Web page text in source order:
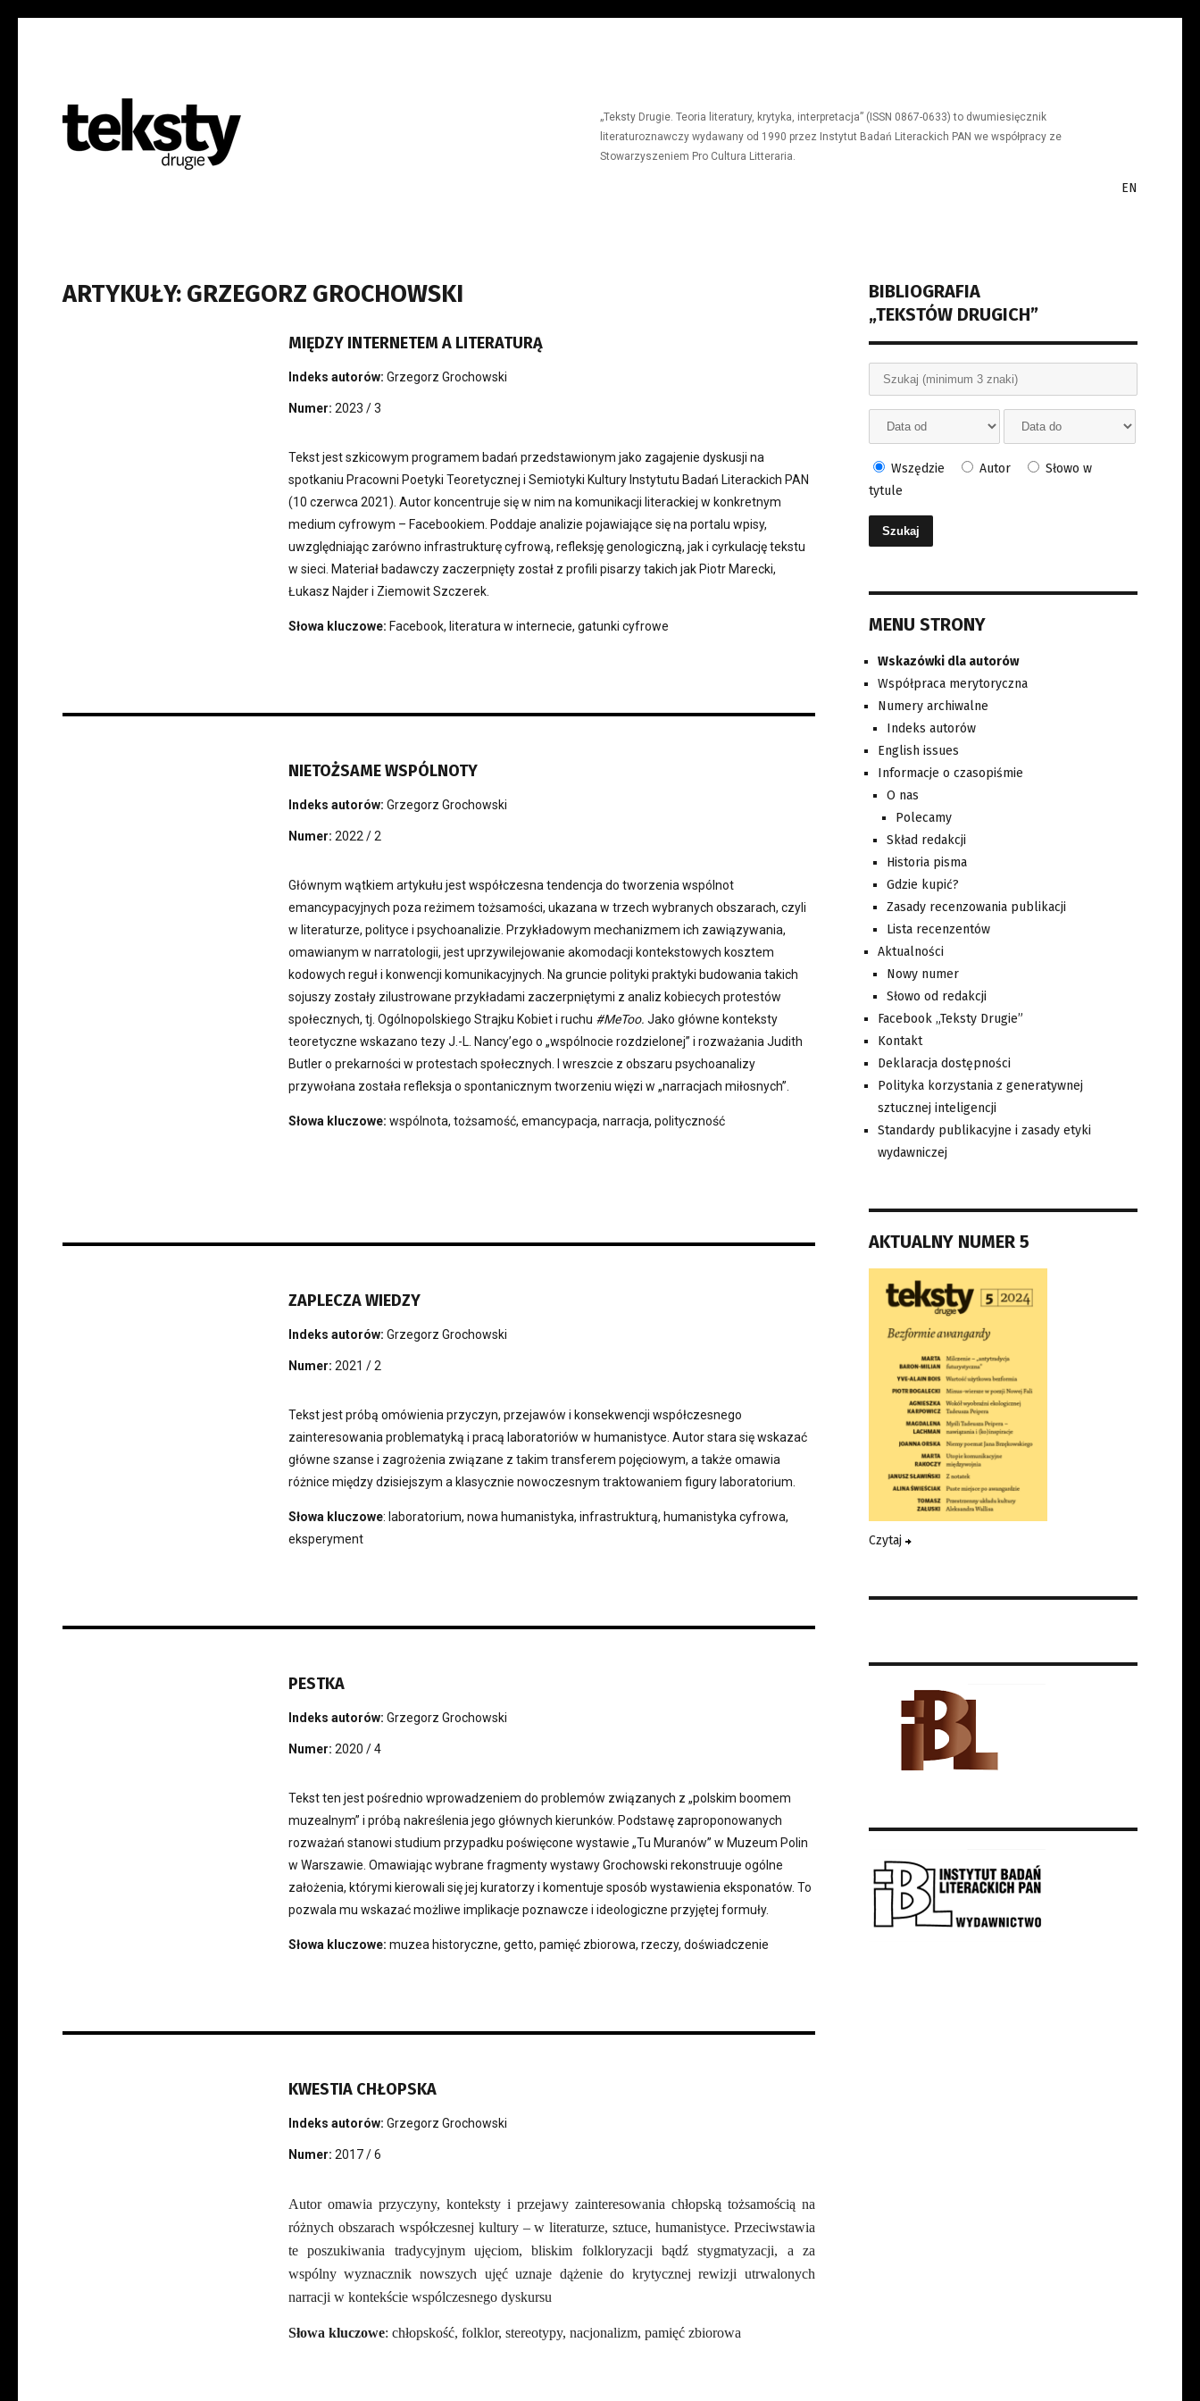
„Teksty Drugie. Teoria literatury, krytyka, interpretacja” (ISSN 0867-0633) to dwumiesięcznik
literaturoznawczy wydawany od 1990 przez Instytut Badań Literackich PAN we współpracy ze
Stowarzyszeniem Pro Cultura Litteraria.
EN
ARTYKUŁY: GRZEGORZ GROCHOWSKI
MIĘDZY INTERNETEM A LITERATURĄ
Indeks autorów: Grzegorz Grochowski
Numer: 2023 / 3
Tekst jest szkicowym programem badań przedstawionym jako zagajenie dyskusji na
spotkaniu Pracowni Poetyki Teoretycznej i Semiotyki Kultury Instytutu Badań Literackich PAN
(10 czerwca 2021). Autor koncentruje się w nim na komunikacji literackiej w konkretnym
medium cyfrowym – Facebookiem. Poddaje analizie pojawiające się na portalu wpisy,
uwzględniając zarówno infrastrukturę cyfrową, refleksję genologiczną, jak i cyrkulację tekstu
w sieci. Materiał badawczy zaczerpnięty został z profili pisarzy takich jak Piotr Marecki,
Łukasz Najder i Ziemowit Szczerek.
Słowa kluczowe: Facebook, literatura w internecie, gatunki cyfrowe
NIETOŻSAME WSPÓLNOTY
Indeks autorów: Grzegorz Grochowski
Numer: 2022 / 2
Głównym wątkiem artykułu jest współczesna tendencja do tworzenia wspólnot
emancypacyjnych poza reżimem tożsamości, ukazana w trzech wybranych obszarach, czyli
w literaturze, polityce i psychoanalizie. Przykładowym mechanizmem ich zawiązywania,
omawianym w narratologii, jest uprzywilejowanie akomodacji kontekstowych kosztem
kodowych reguł i konwencji komunikacyjnych. Na gruncie polityki praktyki budowania takich
sojuszy zostały zilustrowane przykładami zaczerpniętymi z analiz kobiecych protestów
społecznych, tj. Ogólnopolskiego Strajku Kobiet i ruchu #MeToo. Jako główne konteksty
teoretyczne wskazano tezy J.-L. Nancy’ego o „wspólnocie rozdzielonej” i rozważania Judith
Butler o prekarności w protestach społecznych. I wreszcie z obszaru psychoanalizy
przywołana została refleksja o spontanicznym tworzeniu więzi w „narracjach miłosnych”.
Słowa kluczowe: wspólnota, tożsamość, emancypacja, narracja, polityczność
ZAPLECZA WIEDZY
Indeks autorów: Grzegorz Grochowski
Numer: 2021 / 2
Tekst jest próbą omówienia przyczyn, przejawów i konsekwencji współczesnego
zainteresowania problematyką i pracą laboratoriów w humanistyce. Autor stara się wskazać
główne szanse i zagrożenia związane z takim transferem pojęciowym, a także omawia
różnice między dzisiejszym a klasycznie nowoczesnym traktowaniem figury laboratorium.
Słowa kluczowe: laboratorium, nowa humanistyka, infrastrukturą, humanistyka cyfrowa,
eksperyment
PESTKA
Indeks autorów: Grzegorz Grochowski
Numer: 2020 / 4
Tekst ten jest pośrednio wprowadzeniem do problemów związanych z „polskim boomem
muzealnym” i próbą nakreślenia jego głównych kierunków. Podstawę zaproponowanych
rozważań stanowi studium przypadku poświęcone wystawie „Tu Muranów” w Muzeum Polin
w Warszawie. Omawiając wybrane fragmenty wystawy Grochowski rekonstruuje ogólne
założenia, którymi kierowali się jej kuratorzy i komentuje sposób wystawienia eksponatów. To
pozwala mu wskazać możliwe implikacje poznawcze i ideologiczne przyjętej formuły.
Słowa kluczowe: muzea historyczne, getto, pamięć zbiorowa, rzeczy, doświadczenie
KWESTIA CHŁOPSKA
Indeks autorów: Grzegorz Grochowski
Numer: 2017 / 6
Autor omawia przyczyny, konteksty i przejawy zainteresowania chłopską tożsamością na
różnych obszarach współczesnej kultury – w literaturze, sztuce, humanistyce. Przeciwstawia
te poszukiwania tradycyjnym ujęciom, bliskim folkloryzacji bądź stygmatyzacji, a za
wspólny wyznacznik nowszych ujęć uznaje dążenie do krytycznej rewizji utrwalonych
narracji w kontekście wspólczesnego dyskursu
Słowa kluczowe: chłopskość, folklor, stereotypy, nacjonalizm, pamięć zbiorowa
BIBLIOGRAFIA
„TEKSTÓW DRUGICH”
Wszędzie Autor
Słowo w
tytule
MENU STRONY
Wskazówki dla autorów
Współpraca merytoryczna
Numery archiwalne
Indeks autorów
English issues
Informacje o czasopiśmie
O nas
Polecamy
Skład redakcji
Historia pisma
Gdzie kupić?
Zasady recenzowania publikacji
Lista recenzentów
Aktualności
Nowy numer
Słowo od redakcji
Facebook „Teksty Drugie”
Kontakt
Deklaracja dostępności
Polityka korzystania z generatywnej
sztucznej inteligencji
Standardy publikacyjne i zasady etyki
wydawniczej
AKTUALNY NUMER 5
Czytaj